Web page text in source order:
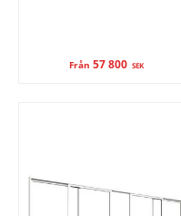
Från57 800 SEK